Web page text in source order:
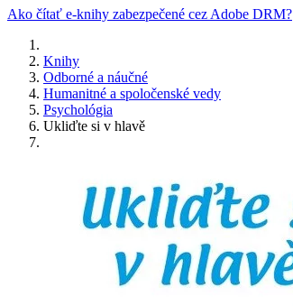
Ako čítať e-knihy zabezpečené cez Adobe DRM?
Knihy
Odborné a náučné
Humanitné a spoločenské vedy
Psychológia
Ukliďte si v hlavě